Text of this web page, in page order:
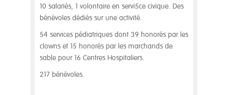
10 salariés, 1 volontaire en servi5ce civique. Des
bénévoles dédiés sur une activité.
54 services pédiatriques dont 39 honorés par les
clowns et 15 honorés par les marchands de
sable pour 16 Centres Hospitaliers.
217 bénévoles.